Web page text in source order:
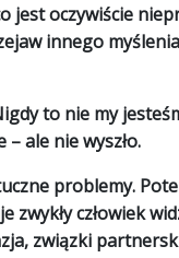
jest oczywiście
innego
to nie my
ale nie wyszło.
problemy.
człowiek
związki